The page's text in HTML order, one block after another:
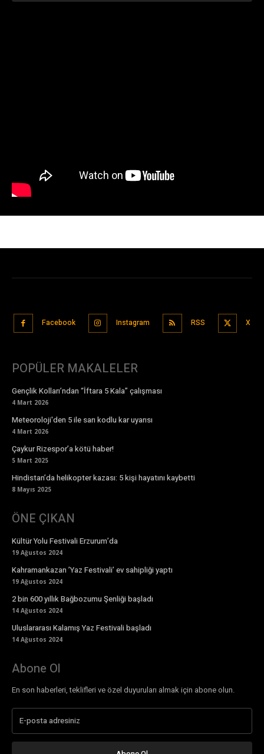
Facebook Instagram RSS X
POPÜLER MAKALELER
Gençlik Kolları’ndan “İftara 5 Kala” çalışması
4 Mart 2026
Meteoroloji'den 5 ile sarı kodlu kar uyarısı
4 Mart 2026
Çaykur Rizespor’a kötü haber!
5 Mart 2025
Hindistan’da helikopter kazası: 5 kişi hayatını kaybetti
8 Mayıs 2025
ÖNE ÇIKAN
Kültür Yolu Festivali Erzurum’da
19 Ağustos 2024
Kahramankazan ’Yaz Festivali’ ev sahipliği yaptı
19 Ağustos 2024
2 bin 600 yıllık Bağbozumu Şenliği başladı
14 Ağustos 2024
Uluslararası Kalamış Yaz Festivali başladı
14 Ağustos 2024
Abone Ol
En son haberleri, teklifleri ve özel duyuruları almak için abone olun.